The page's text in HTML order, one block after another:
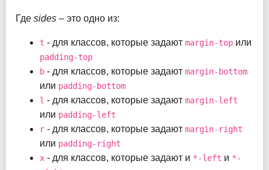
Где sides – это одно из:
t - для классов, которые задают margin-top или
padding-top
b - для классов, которые задают margin-bottom
или padding-bottom
l - для классов, которые задают margin-left
или padding-left
r - для классов, которые задают margin-right
или padding-right
x - для классов, которые задают и *-left и *-